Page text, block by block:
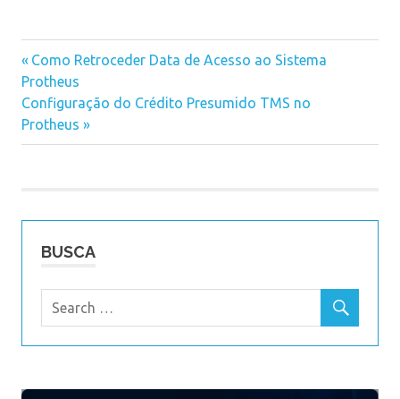
Navegação
de
Post
Previous
Post:
Como Retroceder Data de Acesso ao Sistema
Protheus
Next
Post:
Configuração do Crédito Presumido TMS no
Protheus
BUSCA